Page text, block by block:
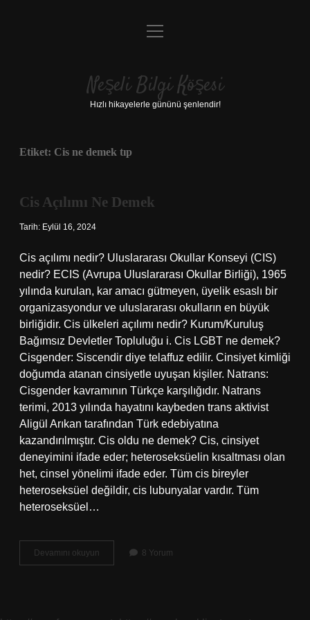
Anasayfa
Yasal Uyarı
menüyü
Neşeli Bilgi Köşesi
Hızlı hikayelerle gününü şenlendir!
Etiket: Cis ne demek tıp
Cis Açılımı Ne Demek
Tarih: Eylül 16, 2024
Cis açılımı nedir? Uluslararası Okullar Konseyi (CIS)
nedir? ECIS (Avrupa Uluslararası Okullar Birliği), 1965
yılında kurulan, kar amacı gütmeyen, üyelik esaslı bir
organizasyondur ve uluslararası okulların en büyük
birliğidir. Cis ülkeleri açılımı nedir? Kurum/Kuruluş
Bağımsız Devletler Topluluğu i. Cis LGBT ne demek?
Cisgender: Siscendir diye telaffuz edilir. Cinsiyet kimliği
doğumda atanan cinsiyetle uyuşan kişiler. Natrans:
Cisgender kavramının Türkçe karşılığıdır. Natrans
terimi, 2013 yılında hayatını kaybeden trans aktivist
Aligül Arıkan tarafından Türk edebiyatına
kazandırılmıştır. Cis oldu ne demek? Cis, cinsiyet
deneyimini ifade eder; heteroseksüelin kısaltması olan
het, cinsel yönelimi ifade eder. Tüm cis bireyler
heteroseksüel değildir, cis lubunyalar vardır. Tüm
heteroseksüel…
Devamını okuyun
Açılımı
8 Yorum